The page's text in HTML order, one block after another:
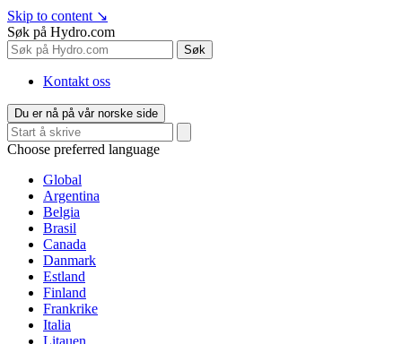
Skip to content ↘
Søk på Hydro.com
Søk
Kontakt oss
Du er nå på vår norske side
Choose preferred language
Global
Argentina
Belgia
Brasil
Canada
Danmark
Estland
Finland
Frankrike
Italia
Litauen